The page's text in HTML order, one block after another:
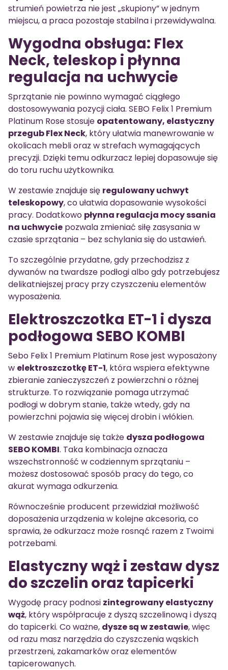
strumień powietrza nie jest „skupiony” w jednym
miejscu, a praca pozostaje stabilna i przewidywalna.
Wygodna obsługa: Flex
Neck, teleskop i płynna
regulacja na uchwycie
Sprzątanie nie powinno wymagać ciągłego
dostosowywania pozycji ciała. SEBO Felix 1 Premium
Platinum Rose stosuje opatentowany, elastyczny
przegub Flex Neck, który ułatwia manewrowanie w
okolicach mebli oraz w strefach wymagających
precyzji. Dzięki temu odkurzacz lepiej dopasowuje się
do toru ruchu użytkownika.
W zestawie znajduje się regulowany uchwyt
teleskopowy, co ułatwia dopasowanie wysokości
pracy. Dodatkowo płynna regulacja mocy ssania
na uchwycie pozwala zmieniać siłę zasysania w
czasie sprzątania – bez schylania się do ustawień.
To szczególnie przydatne, gdy przechodzisz z
dywanów na twardsze podłogi albo gdy potrzebujesz
delikatniejszej pracy przy czyszczeniu elementów
wyposażenia.
Elektroszczotka ET-1 i dysza
podłogowa SEBO KOMBI
Sebo Felix 1 Premium Platinum Rose jest wyposażony
w elektroszczotkę ET-1, która wspiera efektywne
zbieranie zanieczyszczeń z powierzchni o różnej
strukturze. To rozwiązanie pomaga utrzymać
podłogi w dobrym stanie, także wtedy, gdy na
powierzchni pojawia się więcej drobin i włókien.
W zestawie znajduje się także dysza podłogowa
SEBO KOMBI. Taka kombinacja oznacza
wszechstronność w codziennym sprzątaniu –
możesz dostosować sposób pracy do tego, co
akurat wymaga odkurzenia.
Równocześnie producent przewidział możliwość
doposażenia urządzenia w kolejne akcesoria, co
sprawia, że odkurzacz może rosnąć razem z Twoimi
potrzebami.
Elastyczny wąż i zestaw dysz
do szczelin oraz tapicerki
Wygodę pracy podnosi zintegrowany elastyczny
wąż, który współpracuje z dyszą szczelinową i dyszą
do tapicerki. Co ważne, dysze są w zestawie, więc
od razu masz narzędzia do czyszczenia wąskich
przestrzeni, zakamarków oraz elementów
tapicerowanych.